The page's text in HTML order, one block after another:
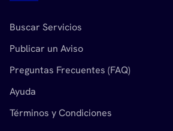
Buscar Servicios
Publicar un Aviso
Preguntas Frecuentes (FAQ)
Ayuda
Términos y Condiciones